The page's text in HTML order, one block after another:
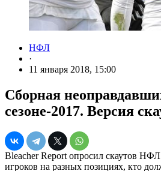
НФЛ
·
11 января 2018, 15:00
Сборная
сезоне-2017. Версия
Bleacher Report опросил скаутов
игроков на разных позициях, кто